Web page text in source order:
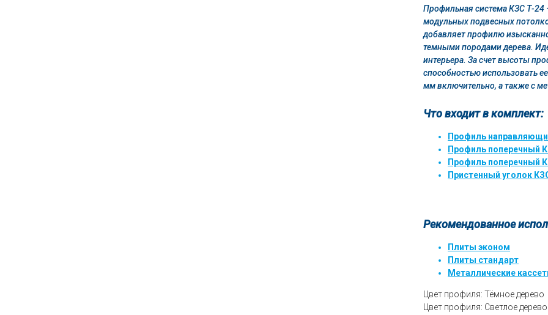
Профильная система КЗС Т-24
модульных подвесных
добавляет профилю
темными породами дерева.
интерьера. За счет высоты
способностью использовать
мм включительно, а также с
Что входит в комплект:
Профиль
Профиль поперечный
Профиль поперечный
Пристенный уголок
Рекомендованное
Плиты эконом
Плиты стандарт
Металлические
Цвет профиля: Тёмное дерево
Цвет профиля: Светлое дерево